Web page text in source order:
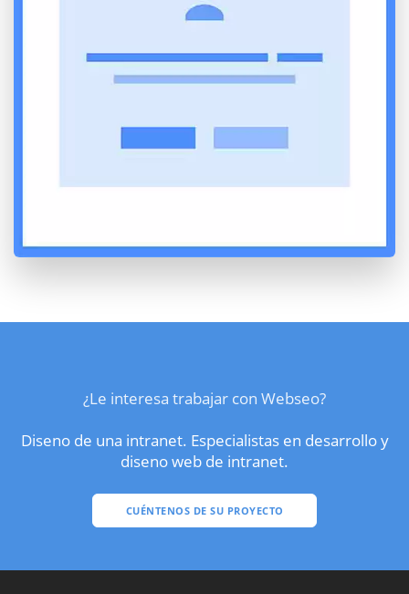
¿Le interesa trabajar con Webseo?
Diseno de una intranet. Especialistas en desarrollo y
diseno web de intranet.
CUÉNTENOS DE SU PROYECTO